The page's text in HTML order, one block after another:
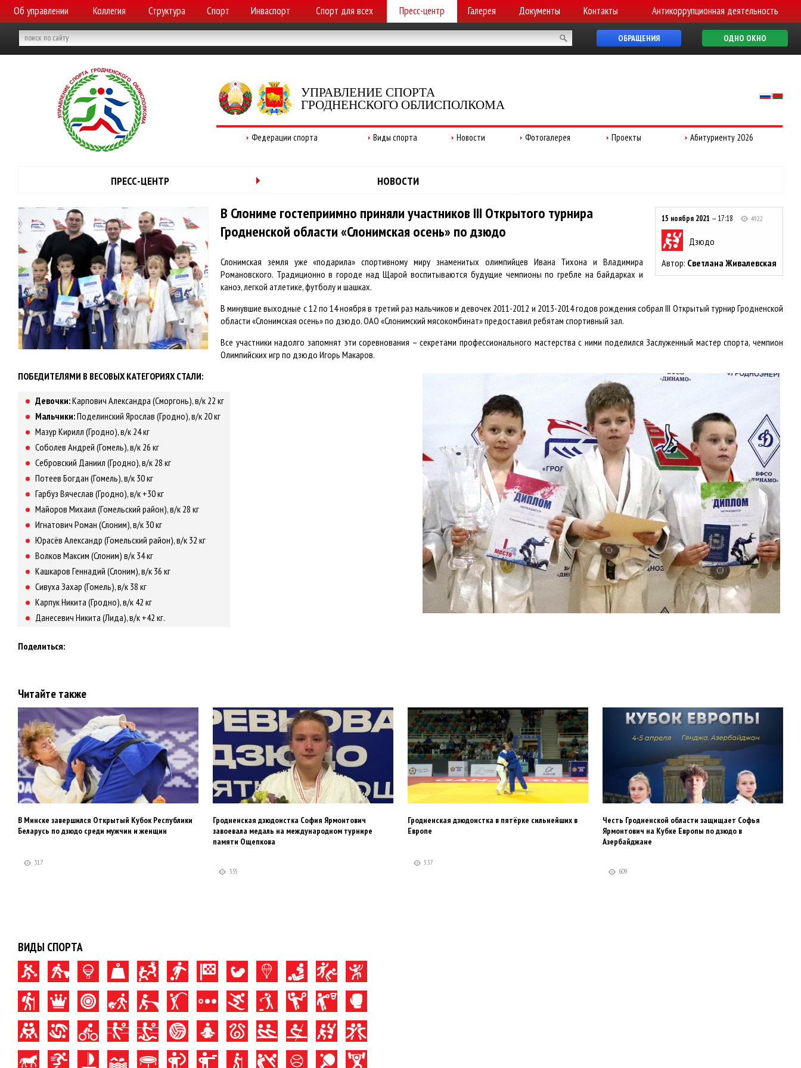
Об управлении Коллегия Структура Спорт Инваспорт Спорт для всех Пресс-центр Галерея Документы Контакты Антикоррупционная деятельность
ОБРАЩЕНИЯ ОДНО ОКНО
УПРАВЛЕНИЕ СПОРТА
ГРОДНЕНСКОГО ОБЛИСПОЛКОМА
Федерации спорта Виды спорта Новости Фотогалерея Проекты Абитуриенту 2026
ПРЕСС-ЦЕНТР НОВОСТИ
15 ноября 2021 — 17:18 4922
Дзюдо
Автор: Светлана Живалевская
В Слониме гостеприимно приняли участников III Открытого турнира
Гродненской области «Слонимская осень» по дзюдо
Слонимская земля уже «подарила» спортивному миру знаменитых олимпийцев Ивана Тихона и Владимира
Романовского. Традиционно в городе над Щарой воспитываются будущие чемпионы по гребле на байдарках и
каноэ, легкой атлетике, футболу и шашках.
В минувшие выходные с 12 по 14 ноября в третий раз мальчиков и девочек 2011-2012 и 2013-2014 годов рождения собрал III Открытый турнир Гродненской
области «Слонимская осень» по дзюдо. ОАО «Слонимский мясокомбинат» предоставил ребятам спортивный зал.
Все участники надолго запомнят эти соревнования – секретами профессионального мастерства с ними поделился Заслуженный мастер спорта, чемпион
Олимпийских игр по дзюдо Игорь Макаров.
ПОБЕДИТЕЛЯМИ В ВЕСОВЫХ КАТЕГОРИЯХ СТАЛИ:
Девочки:Карпович Александра (Сморгонь), в/к 22 кг
Мальчики:Поделинский Ярослав (Гродно), в/к 20 кг
Мазур Кирилл (Гродно), в/к 24 кг
Соболев Андрей (Гомель), в/к 26 кг
Себровский Даниил (Гродно), в/к 28 кг
Потеев Богдан (Гомель), в/к 30 кг
Гарбуз Вячеслав (Гродно), в/к +30 кг
Майоров Михаил (Гомельский район), в/к 28 кг
Игнатович Роман (Слоним), в/к 30 кг
Юрасёв Александр (Гомельский район), в/к 32 кг
Волков Максим (Слоним) в/к 34 кг
Кашкаров Геннадий (Слоним), в/к 36 кг
Сивуха Захар (Гомель), в/к 38 кг
Карпук Никита (Гродно), в/к 42 кг
Данесевич Никита (Лида), в/к +42 кг.
Поделиться:
Читайте также
В Минске завершился Открытый Кубок Республики
Беларусь по дзюдо среди мужчин и женщин
317
Гродненская дзюдоистка София Ярмонтович
завоевала медаль на международном турнире
памяти Ощепкова
335
Гродненская дзюдоистка в пятёрке сильнейших в
Европе
537
Честь Гродненской области защищает Софья
Ярмонтович на Кубке Европы по дзюдо в
Азербайджане
609
ВИДЫ СПОРТА